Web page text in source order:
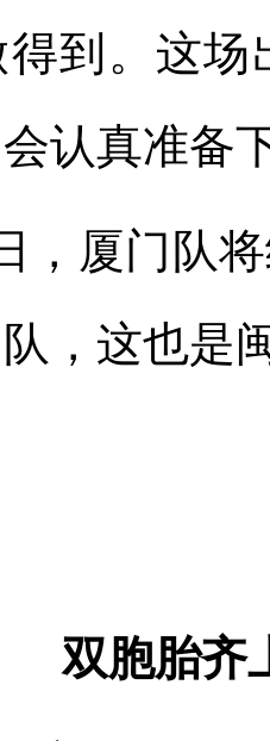
得到。这
认真准备
厦门队将
，这也是
双胞胎齐